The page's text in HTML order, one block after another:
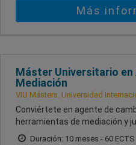
Más
Máster Universitario
Mediación
VIU Másters. Universidad
Conviértete en agente de
herramientas de mediación y
Duración: 10 meses - 60 ECTS